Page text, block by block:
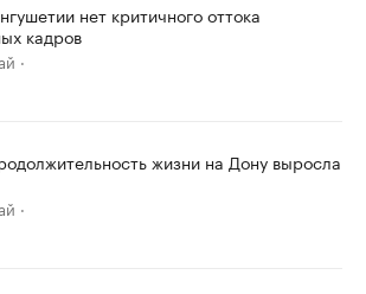
нет критичного оттока
кадров
жизни на Дону выросла